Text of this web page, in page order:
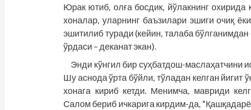
Юрак ютиб, олға босдик, йўлакнинг охирида
хоналар, уларнинг баъзилари эшиги очиқ
эшитилиб туради (кейин, талаба
ўрдаси – деканат экан).
Энди кўнгил бир суҳбатдош-маслаҳатчини
Шу аснода ўрта бўйли, тўладан келган йигит
хонага кириб кетди. Менимча, мавриди
Салом бериб ичкарига кирдим-да,